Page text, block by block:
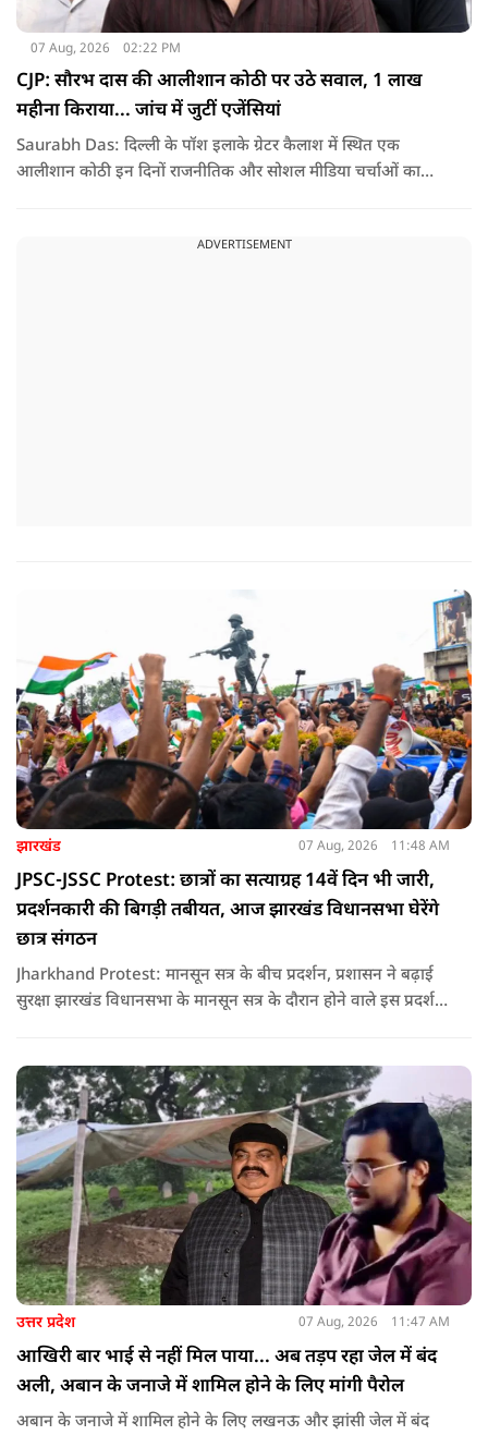
07 Aug, 2026 02:22 PM
CJP: सौरभ दास की आलीशान कोठी पर उठे सवाल, 1 लाख
महीना किराया... जांच में जुटीं एजेंसियां
Saurabh Das: दिल्ली के पॉश इलाके ग्रेटर कैलाश में स्थित एक
आलीशान कोठी इन दिनों राजनीतिक और सोशल मीडिया चर्चाओं का
ADVERTISEMENT
झारखंड 07 Aug, 2026 11:48 AM
JPSC-JSSC Protest: छात्रों का सत्याग्रह 14वें दिन भी जारी,
प्रदर्शनकारी की बिगड़ी तबीयत, आज झारखंड विधानसभा घेरेंगे
छात्र संगठन
Jharkhand Protest: मानसून सत्र के बीच प्रदर्शन, प्रशासन ने बढ़ाई
सुरक्षा झारखंड विधानसभा के मानसून सत्र के दौरान होने वाले इस प्रदर्शन
जनाधिकार महासभा के आह्वान पर आयोजित किया जा रहा है.
उत्तर प्रदेश 07 Aug, 2026 11:47 AM
आखिरी बार भाई से नहीं मिल पाया... अब तड़प रहा जेल में बंद
अली, अबान के जनाजे में शामिल होने के लिए मांगी पैरोल
अबान के जनाजे में शामिल होने के लिए लखनऊ और झांसी जेल में बंद